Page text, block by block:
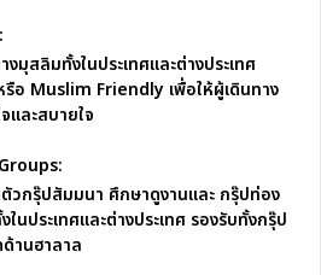
งมุสลิมทั้งในประเทศและต่างประเทศ
อ Muslim Friendly เพื่อให้ผู้เดินทาง
และสบายใจ
วกรุ๊ปสัมมนา ศึกษาดูงานและ กรุ๊ปท่อง
ในประเทศและต่างประเทศ รองรับทั้งกรุ๊ป
านฮาลาล